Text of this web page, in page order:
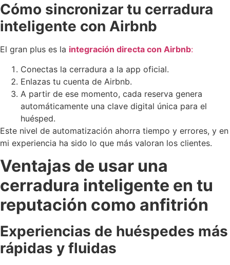
Cómo sincronizar tu cerradura
inteligente con Airbnb
El gran plus es la integración directa con Airbnb:
Conectas la cerradura a la app oficial.
Enlazas tu cuenta de Airbnb.
A partir de ese momento, cada reserva genera
automáticamente una clave digital única para el
huésped.
Este nivel de automatización ahorra tiempo y errores, y en
mi experiencia ha sido lo que más valoran los clientes.
Ventajas de usar una
cerradura inteligente en tu
reputación como anfitrión
Experiencias de huéspedes más
rápidas y fluidas